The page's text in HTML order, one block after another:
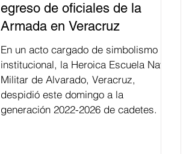
egreso de oficiales de la
Armada en Veracruz
En un acto cargado de simbolismo
institucional, la Heroica Escuela Naval
Militar de Alvarado, Veracruz,
despidió este domingo a la
generación 2022-2026 de cadetes.